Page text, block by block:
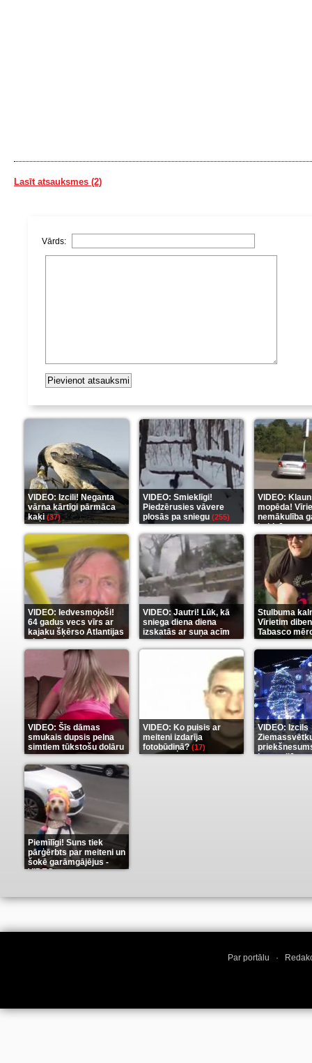
Lasīt atsauksmes (2)
Vārds:
VIDEO: Izcili! Neganta
vārna kārtīgi pārmāca
kaķi(37)
VIDEO: Smieklīgi!
Piedzērusies vāvere
plosās pa sniegu (255)
VIDEO:
mopēda!
nemākulība
beidzās ar
(289)
VIDEO: Iedvesmojoši!
64 gadus vecs vīrs ar
kajaku šķērso Atlantijas
okeānu(5)
VIDEO: Jautri! Lūk, kā
sniega diena diena
izskatās ar suņa acīm
(6)
Stulbuma
Vīrietim
Tabasco
(7)
VIDEO: Šīs dāmas
smukais dupsis pelna
simtiem tūkstošu dolāru
(9)
VIDEO: Ko puisis ar
meiteni izdarīja
fotobūdiņā?(17)
VIDEO: Izcils
karu stilā(7)
Piemīlīgi! Suns tiek
pārģērbts par meiteni un
šokē garāmgājējus -
VIDEO(8)
Par portālu ·